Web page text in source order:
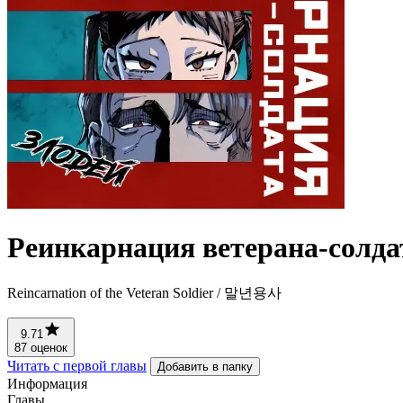
Реинкарнация ветерана-
Reincarnation of the Veteran Soldier / 말년용사
9.71
87 оценок
Читать с первой главы Добавить в папку
Информация
Главы